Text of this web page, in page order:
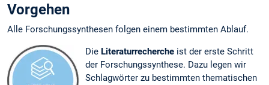
Vorgehen
Alle Forschungssynthesen folgen einem bestimmten Ablauf.
Die Literaturrecherche ist der erste Schritt
der Forschungssynthese. Dazu legen wir
Schlagwörter zu bestimmten thematischen